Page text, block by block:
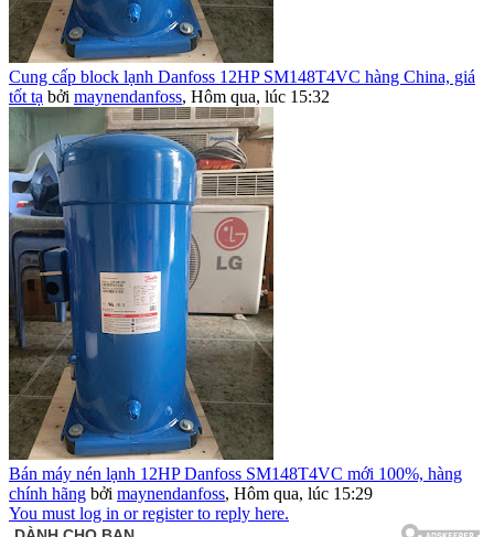
Cung cấp block lạnh Danfoss 12HP SM148T4VC hàng China, giá
tốt tạ bởi maynendanfoss, Hôm qua, lúc 15:32
Bán máy nén lạnh 12HP Danfoss SM148T4VC mới 100%, hàng
chính hãng bởi maynendanfoss, Hôm qua, lúc 15:29
You must log in or register to reply here.